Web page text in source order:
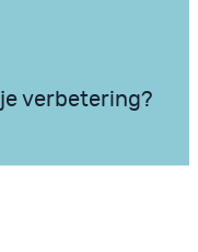
verbetering?